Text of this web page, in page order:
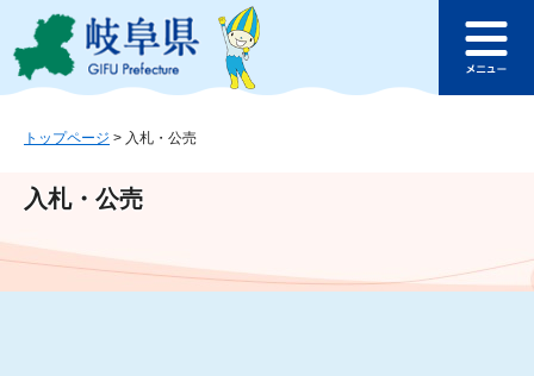
ジ
ュ
文
このページの本文へ
ュ
トップページ > 入札・公売
入札・公売